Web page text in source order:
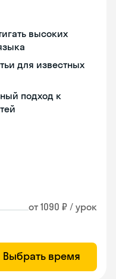
высоких
для известных
подход к
от 1090 ₽ / урок
Выбрать время